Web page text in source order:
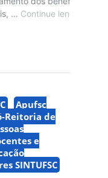
Apufsc
Reitoria de
e
SINTUFSC